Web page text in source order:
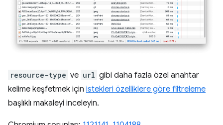
resource-type ve url gibi daha fazla özel anahtar
kelime keşfetmek için istekleri özelliklere göre filtreleme
başlıklı makaleyi inceleyin.